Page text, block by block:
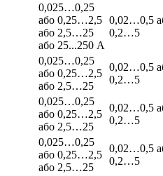
0,025…0,25
або 0,25…2,5
або 2,5…25
або 25...250 А
0,02…0,5
0,2…5
0,025…0,25
або 0,25…2,5
або 2,5…25
0,02…0,5
0,2…5
0,025…0,25
або 0,25…2,5
або 2,5…25
0,02…0,5
0,2…5
0,025…0,25
або 0,25…2,5
або 2,5…25
0,02…0,5
0,2…5